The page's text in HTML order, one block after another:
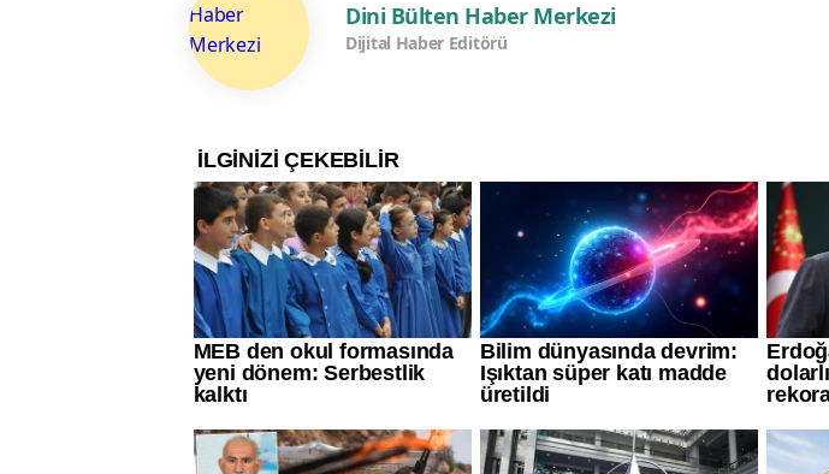
Dini Bülten Haber Merkezi
Dijital Haber Editörü